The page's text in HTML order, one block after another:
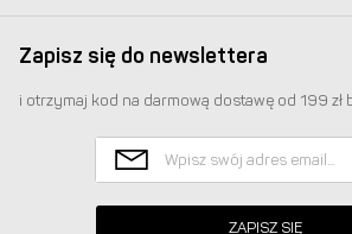
Zapisz się do newslettera
i otrzymaj kod na darmową dostawę od 199 zł
ZAPISZ SIĘ